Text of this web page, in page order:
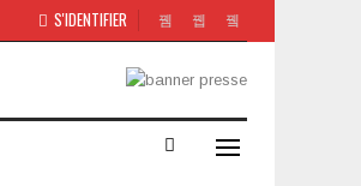
S'IDENTIFIER